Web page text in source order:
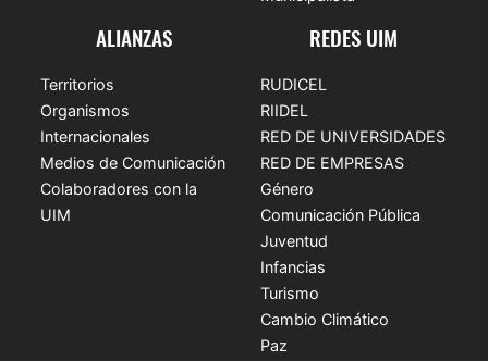
ALIANZAS
Territorios
Organismos
Internacionales
Medios de Comunicación
Colaboradores con la
UIM
REDES UIM
RUDICEL
RIIDEL
RED DE UNIVERSIDADES
RED DE EMPRESAS
Género
Comunicación Pública
Juventud
Infancias
Turismo
Cambio Climático
Paz